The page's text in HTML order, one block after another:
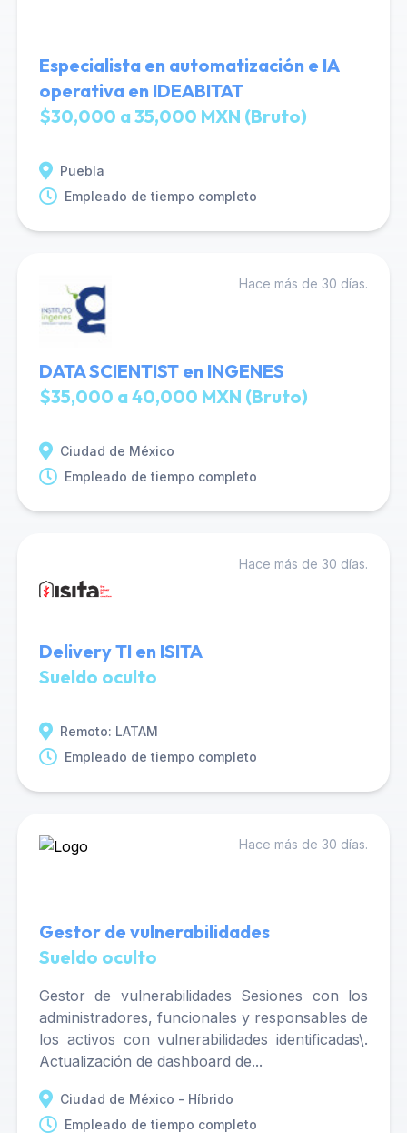
Especialista en automatización e IA
operativa en IDEABITAT
$30,000 a 35,000 MXN (Bruto)
Puebla
Empleado de tiempo completo
Hace más de 30 días.
DATA SCIENTIST en INGENES
$35,000 a 40,000 MXN (Bruto)
Ciudad de México
Empleado de tiempo completo
Hace más de 30 días.
Delivery TI en ISITA
Sueldo oculto
Remoto: LATAM
Empleado de tiempo completo
Hace más de 30 días.
Gestor de vulnerabilidades
Sueldo oculto
Gestor de vulnerabilidades Sesiones con los
administradores, funcionales y responsables de
los activos con vulnerabilidades identificadas\.
Actualización de dashboard de...
Ciudad de México - Híbrido
Empleado de tiempo completo